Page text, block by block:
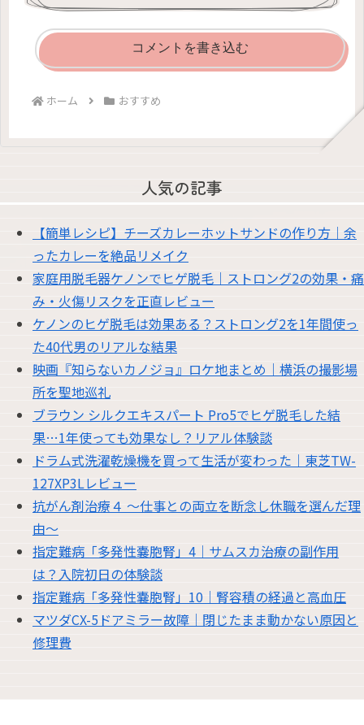
コメントを書き込む
ホーム おすすめ
人気の記事
【簡単レシピ】チーズカレーホットサンドの作り方｜余
ったカレーを絶品リメイク
家庭用脱毛器ケノンでヒゲ脱毛｜ストロング2の効果・痛
み・火傷リスクを正直レビュー
ケノンのヒゲ脱毛は効果ある？ストロング2を1年間使っ
た40代男のリアルな結果
映画『知らないカノジョ』ロケ地まとめ｜横浜の撮影場
所を聖地巡礼
ブラウン シルクエキスパート Pro5でヒゲ脱毛した結
果…1年使っても効果なし？リアル体験談
ドラム式洗濯乾燥機を買って生活が変わった｜東芝TW-
127XP3Lレビュー
抗がん剤治療４ 〜仕事との両立を断念し休職を選んだ理
由〜
指定難病「多発性嚢胞腎」4｜サムスカ治療の副作用
は？入院初日の体験談
指定難病「多発性嚢胞腎」10｜腎容積の経過と高血圧
マツダCX-5ドアミラー故障｜閉じたまま動かない原因と
修理費